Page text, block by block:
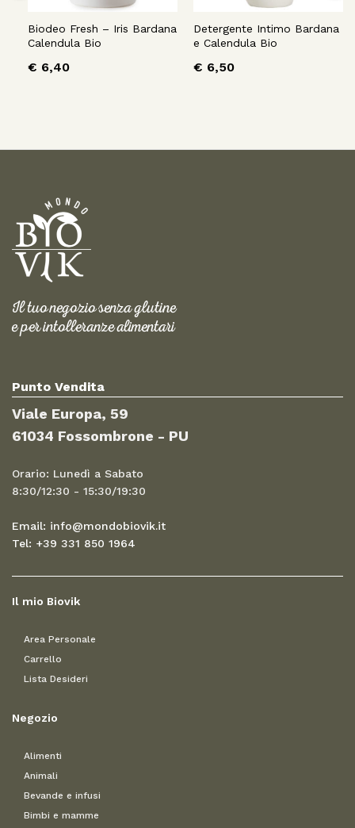
Biodeo Fresh – Iris Bardana
Calendula Bio
€ 6,40
Detergente Intimo Bardana
e Calendula Bio
€ 6,50
Il tuo negozio senza glutine
e per intolleranze alimentari
Punto Vendita
Viale Europa, 59
61034 Fossombrone - PU
Orario: Lunedì a Sabato
8:30/12:30 - 15:30/19:30
Email: info@mondobiovik.it
Tel: +39 331 850 1964
Il mio Biovik
Area Personale
Carrello
Lista Desideri
Negozio
Alimenti
Animali
Bevande e infusi
Bimbi e mamme